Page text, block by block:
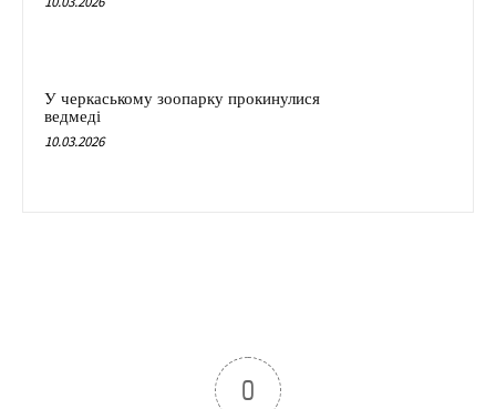
У черкаському зоопарку прокинулися
ведмеді
10.03.2026
0